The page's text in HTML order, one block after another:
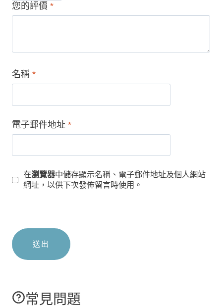
您的評價 *
名稱 *
電子郵件地址 *
在瀏覽器中儲存顯示名稱、電子郵件地址及個人網站
網址，以供下次發佈留言時使用。
常見問題